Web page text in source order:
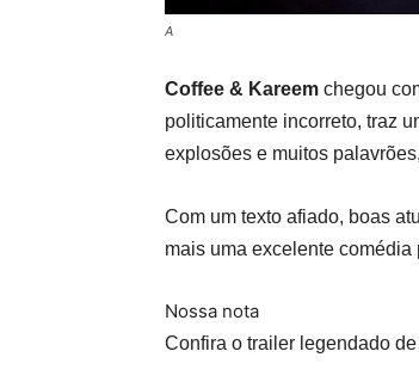
A
Coffee & Kareem chegou
politicamente incorreto, traz
explosões e muitos
Com um texto afiado, boas
mais uma excelente comédia
Nossa nota
Confira o trailer legendado de